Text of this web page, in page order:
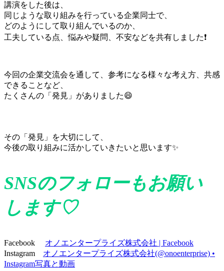
講演をした後は、
同じような取り組みを行っている企業同士で、
どのようにして取り組んでいるのか、
工夫している点、悩みや疑問、不安などを共有しました❗
今回の企業交流会を通して、参考になる様々な考え方、共感
できることなど、
たくさんの「発見」がありました😄
その「発見」を大切にして、
今後の取り組みに活かしていきたいと思います✨
SNSのフォローもお願い
します♡
Facebook オノエンタープライズ株式会社 | Facebook
Instagram オノエンタープライズ株式会社(@onoenterprise) •
Instagram写真と動画